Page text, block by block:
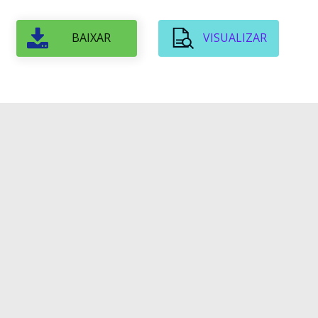
BAIXAR VISUALIZAR